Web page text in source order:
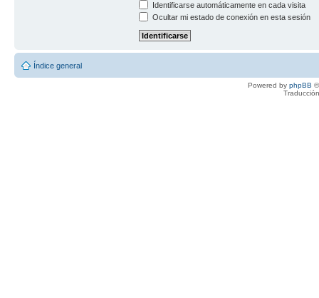
Identificarse automáticamente en cada visita
Ocultar mi estado de conexión en esta sesión
Índice general
Powered by phpBB